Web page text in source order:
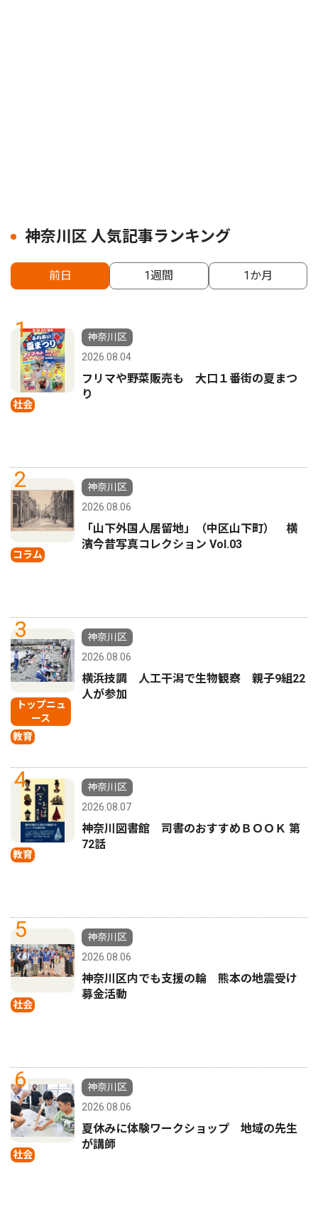
神奈川区 人気記事ランキング
前日 1週間 1か月
1
社会
神奈川区
2026.08.04
フリマや野菜販売も 大口１番街の夏まつ
り
2
コラム
神奈川区
2026.08.06
「山下外国人居留地」（中区山下町） 横
濱今昔写真コレクション Vol.03
3
トップニュ
ース
教育
神奈川区
2026.08.06
横浜技調 人工干潟で生物観察 親子9組22
人が参加
4
教育
神奈川区
2026.08.07
神奈川図書館 司書のおすすめＢＯＯＫ 第
72話
5
社会
神奈川区
2026.08.06
神奈川区内でも支援の輪 熊本の地震受け
募金活動
6
社会
神奈川区
2026.08.06
夏休みに体験ワークショップ 地域の先生
が講師